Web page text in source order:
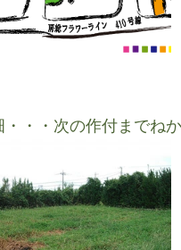
・・・次の作付までね